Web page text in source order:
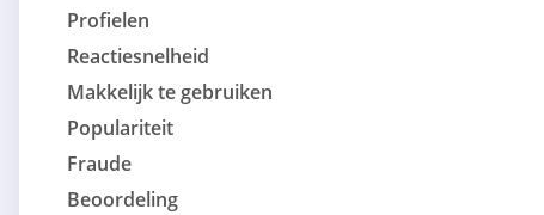
Profielen
Reactiesnelheid
Makkelijk te gebruiken
Populariteit
Fraude
Beoordeling